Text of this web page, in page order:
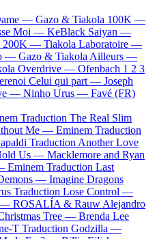
— Gazo & Tiakola 100K —
Moi — KeBlack Saiyan —
200K — Tiakola Laboratoire —
— Gazo & Tiakola Ailleurs —
Overdrive — Ofenbach 1 2 3
Celui qui part — Joseph
— Ninho Urus — Favé (FR)
Traduction The Real Slim
Me — Eminem Traduction
Traduction Another Love
Us — Macklemore and Ryan
Eminem Traduction Last
— Imagine Dragons
Traduction Lose Control —
— ROSALÍA & Rauw Alejandro
Tree — Brenda Lee
T Traduction Godzilla —